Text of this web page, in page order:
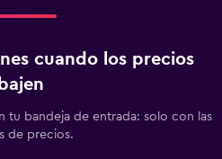
cuando los precios
bajen
tu bandeja de entrada: solo con las
de precios.